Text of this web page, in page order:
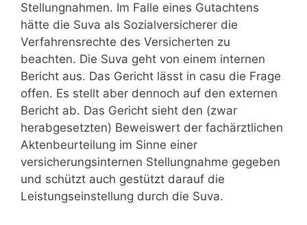
Stellungnahmen. Im Falle eines Gutachtens
hätte die Suva als Sozialversicherer die
Verfahrensrechte des Versicherten zu
beachten. Die Suva geht von einem internen
Bericht aus. Das Gericht lässt in casu die Frage
offen. Es stellt aber dennoch auf den externen
Bericht ab. Das Gericht sieht den (zwar
herabgesetzten) Beweiswert der fachärztlichen
Aktenbeurteilung im Sinne einer
versicherungsinternen Stellungnahme gegeben
und schützt auch gestützt darauf die
Leistungseinstellung durch die Suva.